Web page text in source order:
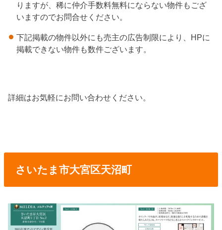
りますが、稀に仲介手数料無料にならない物件もござ
いますのでお問合せください。
下記掲載の物件以外にも売主の広告制限により、HPに
掲載できない物件も数件ございます。
詳細はお気軽にお問い合わせください。
さいたま市大宮区天沼町